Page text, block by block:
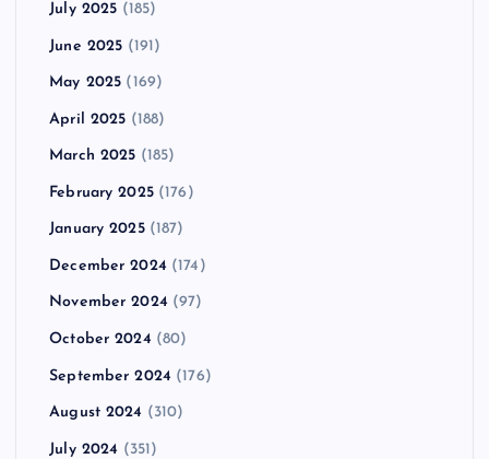
July 2025 (185)
June 2025 (191)
May 2025 (169)
April 2025 (188)
March 2025 (185)
February 2025(176)
January 2025(187)
December 2024 (174)
November 2024 (97)
October 2024 (80)
September 2024 (176)
August 2024 (310)
July 2024 (351)